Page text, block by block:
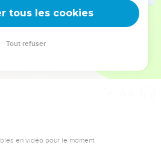
famille, leur expérience est faite
en vidéo pour le moment.
tous les cookies
Tout refuser